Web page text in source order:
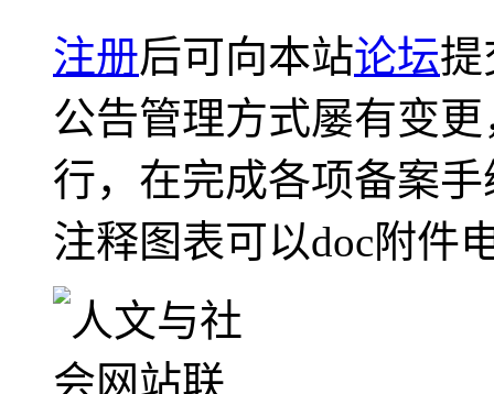
注册后可向本站论坛提
公告管理方式屡有变
行，在完成各项备案
注释图表可以doc附件